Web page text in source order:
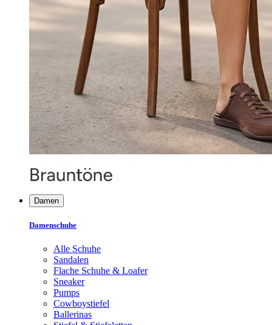
Damen
Damenschuhe
Alle Schuhe
Sandalen
Flache Schuhe & Loafer
Sneaker
Pumps
Cowboystiefel
Ballerinas